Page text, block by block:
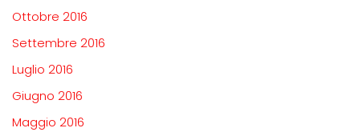
Ottobre 2016
Settembre 2016
Luglio 2016
Giugno 2016
Maggio 2016